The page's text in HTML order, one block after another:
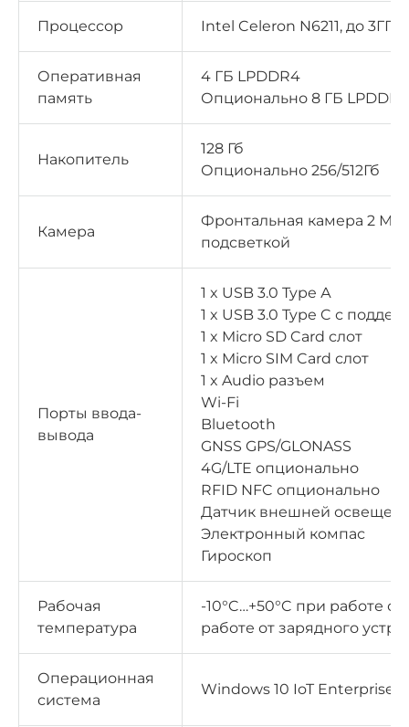
Процессор Intel Celeron N6211, до 3ГГц
Оперативная
память
4 ГБ LPDDR4
Опционально 8 ГБ LPDDR4
Накопитель
128 Гб
Опционально 256/512Гб
Камера
Фронтальная камера 2 Мп
подсветкой
Порты ввода-
вывода
1 x USB 3.0 Type А
1 x USB 3.0 Type C с
1 x Micro SD Card слот
1 x Micro SIM Card слот
1 x Audio разъем
Wi-Fi
Bluetooth
GNSS GPS/GLONASS
4G/LTE опционально
RFID NFC опционально
Датчик внешней
Электронный компас
Гироскоп
Рабочая
температура
-10°C…+50°C при работе
работе от зарядного
Операционная
система
Windows 10 IoT Enterprise